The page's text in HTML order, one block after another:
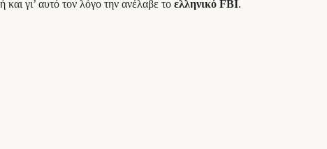
γι’ αυτό τον λόγο την ανέλαβε το ελληνικό FBI.